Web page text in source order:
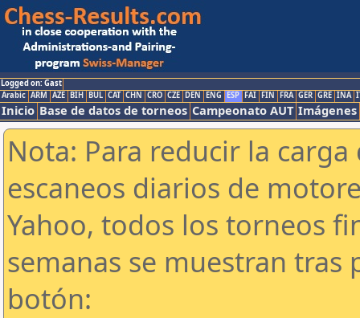
Logged on: Gast
Arabic ARM AZE BIH BUL CAT CHN CRO CZE DEN ENG ESP FAI FIN FRA GER GRE INA
Inicio Base de datos de torneos Campeonato AUT Imágenes
Nota: Para reducir la
escaneos diarios de
Yahoo, todos los torneos
semanas se muestran tras
botón: